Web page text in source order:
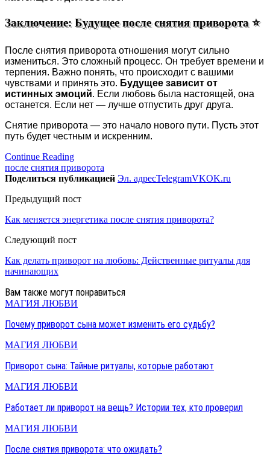
Заключение: Будущее после снятия приворота ⭐
После снятия приворота отношения могут сильно
измениться. Это сложный процесс. Он требует времени и
терпения. Важно понять, что происходит с вашими
чувствами и принять это. Будущее зависит от
истинных эмоций. Если любовь была настоящей, она
останется. Если нет — лучше отпустить друг друга.
Снятие приворота — это начало нового пути. Пусть этот
путь будет честным и искренним.
Continue Reading
после снятия приворота
Поделиться публикацией Эл. адресTelegramVKOK.ru
Предыдущий пост
Как меняется энергетика после снятия приворота?
Следующий пост
Как делать приворот на любовь: Действенные ритуалы для
начинающих
Вам также могут понравиться
МАГИЯ ЛЮБВИ
Почему приворот сына может изменить его судьбу?
МАГИЯ ЛЮБВИ
Приворот сына: Тайные ритуалы, которые работают
МАГИЯ ЛЮБВИ
Работает ли приворот на вещь? Истории тех, кто проверил
МАГИЯ ЛЮБВИ
После снятия приворота: что ожидать?